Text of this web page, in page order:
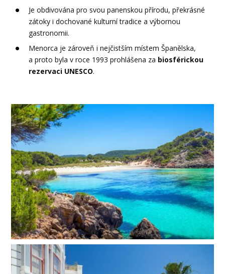
Je obdivována pro svou panenskou přírodu, překrásné
zátoky i dochované kulturní tradice a výbornou
gastronomii.
Menorca je zároveň i nejčistším místem Španělska,
a proto byla v roce 1993 prohlášena za biosférickou
rezervaci UNESCO.